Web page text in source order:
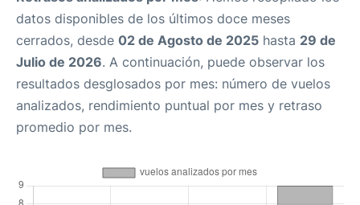
datos disponibles de los últimos doce meses
cerrados, desde 02 de Agosto de 2025 hasta 29 de
Julio de 2026. A continuación, puede observar los
resultados desglosados por mes: número de vuelos
analizados, rendimiento puntual por mes y retraso
promedio por mes.